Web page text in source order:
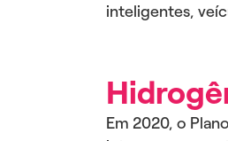
inteligentes,
Em 2020, o